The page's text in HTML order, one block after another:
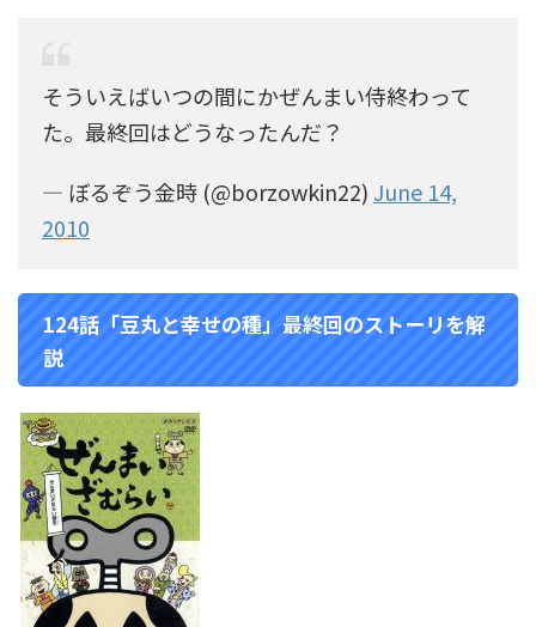
そういえばいつの間にかぜんまい侍終わって
た。最終回はどうなったんだ？
— ぼるぞう金時 (@borzowkin22)June 14,
2010
124話「豆丸と幸せの種」最終回のストーリを解
説